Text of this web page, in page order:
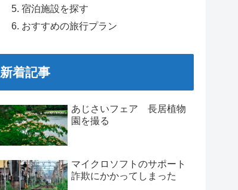
宿泊施設を探す
おすすめの旅行プラン
新着記事
あじさいフェア 長居植物
園を撮る
マイクロソフトのサポート
詐欺にかかってしまった